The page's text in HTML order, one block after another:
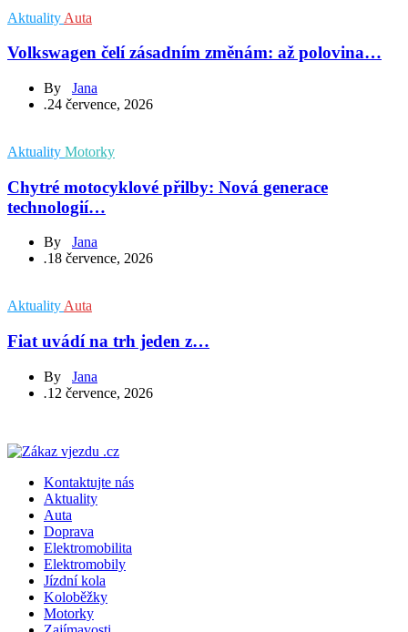
Aktuality Auta
Volkswagen čelí zásadním změnám: až polovina…
By Jana
.24 července, 2026
Aktuality Motorky
Chytré motocyklové přilby: Nová generace
technologií…
By Jana
.18 července, 2026
Aktuality Auta
Fiat uvádí na trh jeden z…
By Jana
.12 července, 2026
Kontaktujte nás
Aktuality
Auta
Doprava
Elektromobilita
Elektromobily
Jízdní kola
Koloběžky
Motorky